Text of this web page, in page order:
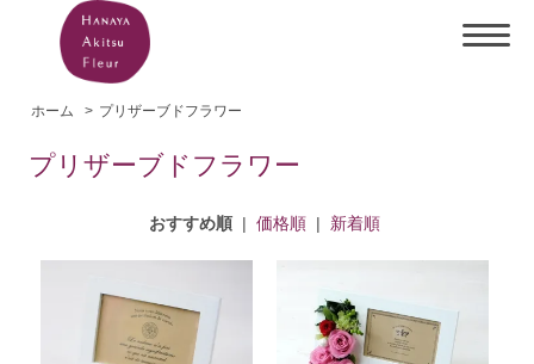
ホーム > プリザーブドフラワー
プリザーブドフラワー
おすすめ順| 価格順| 新着順